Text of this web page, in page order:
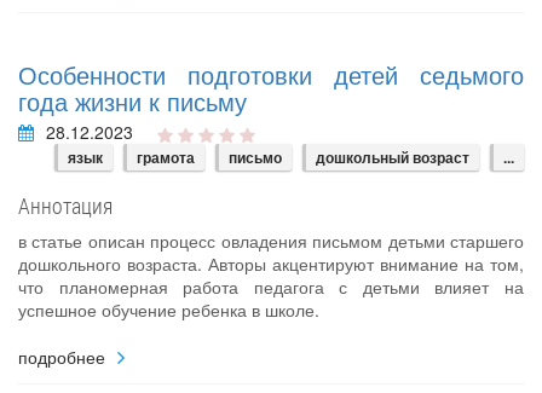
Особенности подготовки детей седьмого
года жизни к письму
28.12.2023
язык грамота письмо дошкольный возраст ...
Аннотация
в статье описан процесс овладения письмом детьми старшего
дошкольного возраста. Авторы акцентируют внимание на том,
что планомерная работа педагога с детьми влияет на
успешное обучение ребенка в школе.
подробнее